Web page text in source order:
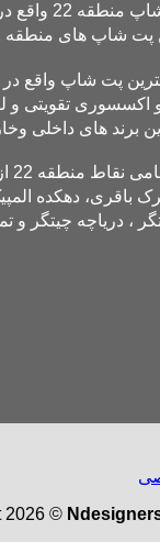
پت شاپ نینی پت
شاپ های منطقه 22 است
پت شاپ واقع در
اکسسوری تقویتی و
برند های داخلی
باقری، دهکده
، دریاچه چیتگر و
2026 ©